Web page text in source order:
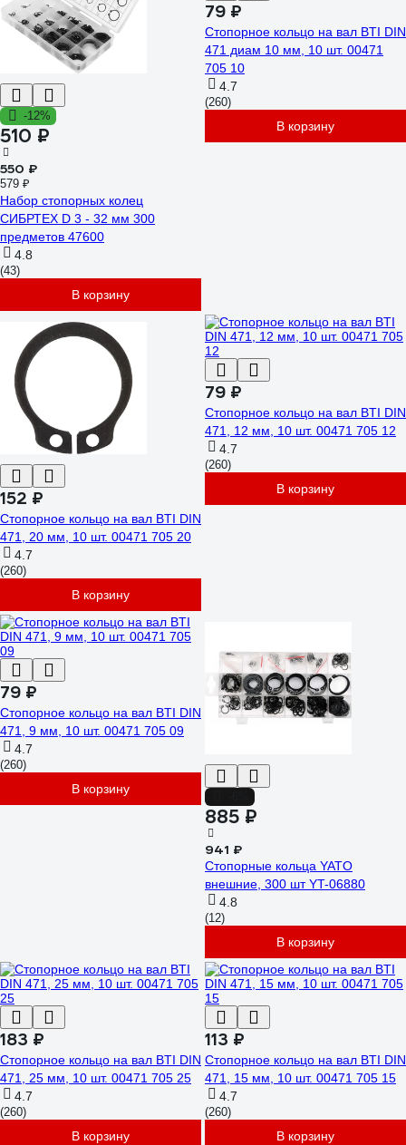
-12%
510 ₽
550 ₽
579 ₽
Набор стопорных колец
СИБРТЕХ D 3 - 32 мм 300
предметов 47600
4.8
(43)
В корзину
79 ₽
Стопорное кольцо на вал BTI DIN
471 диам 10 мм, 10 шт. 00471
705 10
4.7
(260)
В корзину
152 ₽
Стопорное кольцо на вал BTI DIN
471, 20 мм, 10 шт. 00471 705 20
4.7
(260)
В корзину
79 ₽
Стопорное кольцо на вал BTI DIN
471, 12 мм, 10 шт. 00471 705 12
4.7
(260)
В корзину
79 ₽
Стопорное кольцо на вал BTI DIN
471, 9 мм, 10 шт. 00471 705 09
4.7
(260)
В корзину
885 ₽
941 ₽
Стопорные кольца YATO
внешние, 300 шт YT-06880
4.8
(12)
В корзину
183 ₽
Стопорное кольцо на вал BTI DIN
471, 25 мм, 10 шт. 00471 705 25
4.7
(260)
В корзину
113 ₽
Стопорное кольцо на вал BTI DIN
471, 15 мм, 10 шт. 00471 705 15
4.7
(260)
В корзину